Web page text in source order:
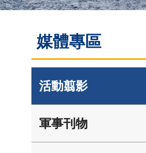
媒體專區
活動翦影
軍事刊物